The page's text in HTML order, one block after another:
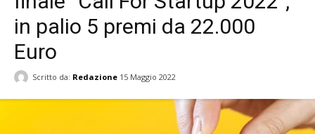
in palio 5 premi da 22.000
Euro
Scritto da: Redazione 15 Maggio 2022